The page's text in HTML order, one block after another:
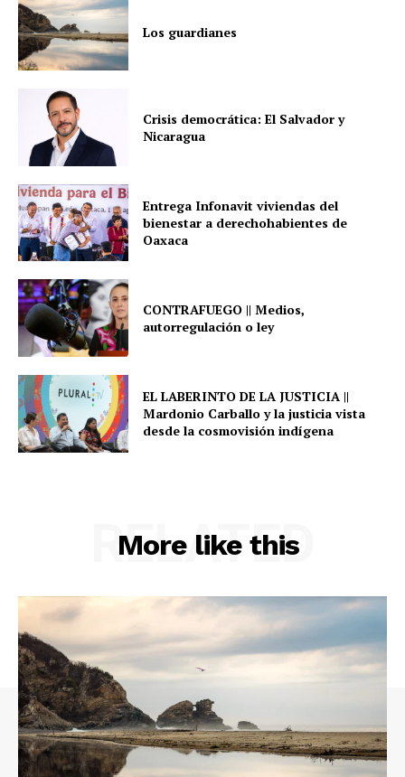
Los guardianes
Crisis democrática: El Salvador y
Nicaragua
Entrega Infonavit viviendas del
bienestar a derechohabientes de
Oaxaca
CONTRAFUEGO || Medios,
autorregulación o ley
EL LABERINTO DE LA JUSTICIA ||
Mardonio Carballo y la justicia vista
desde la cosmovisión indígena
More like this
RELATED